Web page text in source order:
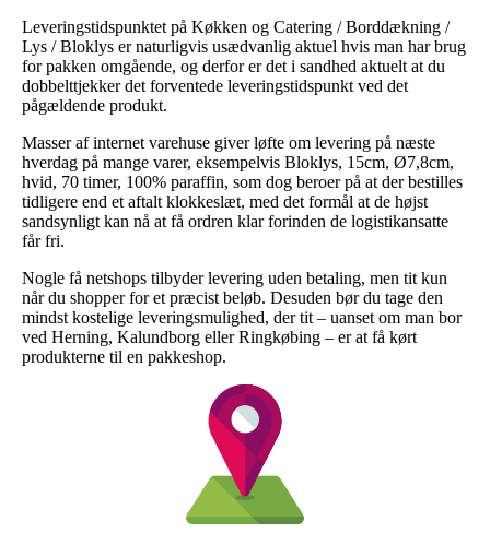
Leveringstidspunktet på Køkken og Catering / Borddækning /
Lys / Bloklys er naturligvis usædvanlig aktuel hvis man har brug
for pakken omgående, og derfor er det i sandhed aktuelt at du
dobbelttjekker det forventede leveringstidspunkt ved det
pågældende produkt.
Masser af internet varehuse giver løfte om levering på næste
hverdag på mange varer, eksempelvis Bloklys, 15cm, Ø7,8cm,
hvid, 70 timer, 100% paraffin, som dog beroer på at der bestilles
tidligere end et aftalt klokkeslæt, med det formål at de højst
sandsynligt kan nå at få ordren klar forinden de logistikansatte
får fri.
Nogle få netshops tilbyder levering uden betaling, men tit kun
når du shopper for et præcist beløb. Desuden bør du tage den
mindst kostelige leveringsmulighed, der tit – uanset om man bor
ved Herning, Kalundborg eller Ringkøbing – er at få kørt
produkterne til en pakkeshop.